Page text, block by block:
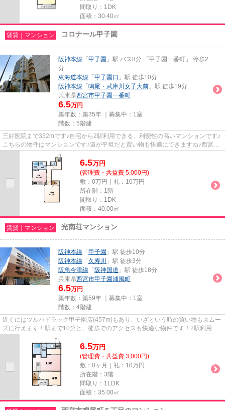
間取り：1DK
面積：30.40㎡
賃貸｜マンション コロナール甲子園
阪神本線 「 甲子園 」駅 バス8分 「甲子園一番町」 停歩2
分
東海道本線 「 甲子園口 」駅 徒歩10分
阪神本線 「 鳴尾・武庫川女子大前 」駅 徒歩19分
兵庫県西宮市甲子園一番町
6.5万円
築年数：築35年 ｜募集中： 1室
階数：5階建
三好医院まで332mです♪自宅から2駅利用できる、利便性の高いマンションです♪
こちらの物件はマンションです♪道が平坦だと買い物も快適にできますね♪西宮市
エリアと阪神本線甲子園付近で...
6.5万円
(管理費・共益費 5,000円)
敷：0万円｜礼：10万円
所在階：1階
間取り：1DK
面積：40.00㎡
賃貸｜マンション 光南荘マンション
阪神本線 「 甲子園 」駅 徒歩10分
阪神本線 「 久寿川
」駅 徒歩3分
阪急今津線 「 阪神国道 」駅 徒歩18分
兵庫県西宮市甲子園浦風町
6.5万円
築年数：築59年 ｜募集中： 1室
階数：4階建
近くにはツルハドラック甲子園店(457m)もあり、いざという時の買い物もスムー
ズに行えます！駅まで10分と、徒歩でのアクセスも快適な物件です！2駅利用可
能な物件なので交通の利便性が...
6.5万円
(管理費・共益費 3,000円)
敷：0ヶ月｜礼：10万円
所在階：3階
間取り：1LDK
面積：35.00㎡